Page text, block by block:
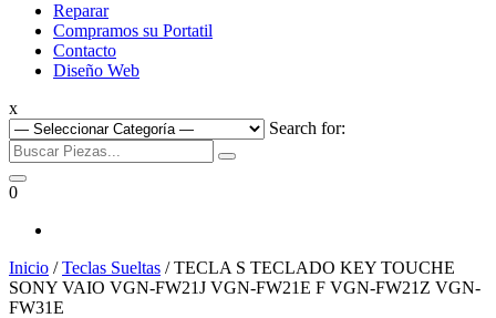
Reparar
Compramos su Portatil
Contacto
Diseño Web
x
Search for:
0
Inicio /Teclas Sueltas / TECLA S TECLADO KEY TOUCHE
SONY VAIO VGN-FW21J VGN-FW21E F VGN-FW21Z VGN-
FW31E